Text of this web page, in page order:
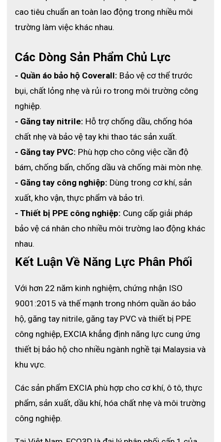
Găng tay chống cắt TT520
4. Ứng dụng của găng tay chống cắt
TT520
Găng tay chống cắt TT520 được khuyến nghị cho các ngành
công nghiệp và nghề nghiệp yêu cầu bảo vệ cắt tối đa cùng độ
bền cao. Sản phẩm lý tưởng cho môi trường có rủi ro cắt
nghiêm trọng và mài mòn liên tục, góp phần nâng cao an toàn
lao động.
4.1 Ngành công nghiệp khuyến nghị
- Máy móc
- Ô tô
- Nông nghiệp
- Giao thông vận tải
- Xây dựng
4.2 Nghề nghiệp và ứng dụng cụ thể
- Công việc lắp ráp phần cứng : Bảo vệ tay khỏi cạnh sắc
trong lắp ráp nặng.
- Gia công các bộ phận và xử lý chính xác
: Hỗ trợ thao tác với
độ bền cao.
- Xử lý linh kiện điện tử
xuất.
dẫn.
- Dập kính và kim loại : Chống mài mòn hiệu quả trong gia
công.
- Bảo trì chung: Sử dụng đa năng cho bảo dưỡng thiết bị.
Nhờ tính linh hoạt, găng tay chống cắt TT520 dễ dàng áp dụng
cao tiêu chuẩn an toàn lao động trong nhiều môi
trường làm việc khác nhau.
Các Dòng Sản Phẩm Chủ Lực
- Quần áo bảo hộ Coverall: Bảo vệ cơ thể trước
bụi, chất lỏng nhẹ và rủi ro trong môi trường công
nghiệp.
- Găng tay nitrile: Hỗ trợ chống dầu, chống hóa
chất nhẹ và bảo vệ tay khi thao tác sản xuất.
- Găng tay PVC: Phù hợp cho công việc cần độ
bám, chống bẩn, chống dầu và chống mài mòn nhẹ.
- Găng tay công nghiệp: Dùng trong cơ khí, sản
xuất, kho vận, thực phẩm và bảo trì.
- Thiết bị PPE công nghiệp: Cung cấp giải pháp
bảo vệ cá nhân cho nhiều môi trường lao động khác
nhau.
Kết Luận Về Năng Lực Phân Phối
Với hơn 22 năm kinh nghiệm, chứng nhận ISO
9001:2015 và thế mạnh trong nhóm quần áo bảo
hộ, găng tay nitrile, găng tay PVC và thiết bị PPE
công nghiệp, EXCIA khẳng định năng lực cung ứng
thiết bị bảo hộ cho nhiều ngành nghề tại Malaysia và
khu vực.
Các sản phẩm EXCIA phù hợp cho cơ khí, ô tô, thực
phẩm, sản xuất, dầu khí, hóa chất nhẹ và môi trường
công nghiệp.